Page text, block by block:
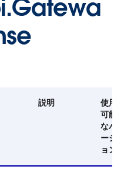
説明
使用
可能
なバ
ージ
ョン